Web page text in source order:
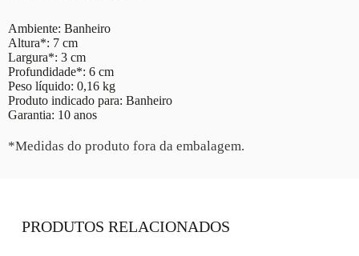
Ambiente: Banheiro
Altura*: 7 cm
Largura*: 3 cm
Profundidade*: 6 cm
Peso líquido: 0,16 kg
Produto indicado para: Banheiro
Garantia: 10 anos
*Medidas do produto fora da embalagem.
PRODUTOS RELACIONADOS